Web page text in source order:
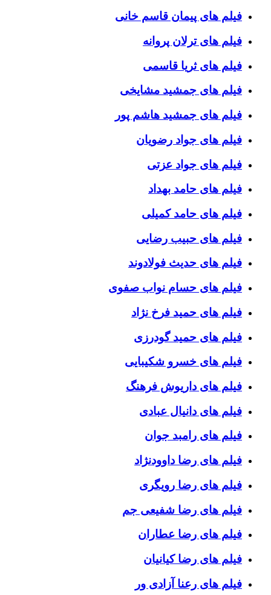
فیلم های پیمان قاسم خانی
فیلم های ترلان پروانه
فیلم های ثریا قاسمی
فیلم های جمشید مشایخی
فیلم های جمشید هاشم پور
فیلم های جواد رضویان
فیلم های جواد عزتی
فیلم های حامد بهداد
فیلم های حامد کمیلی
فیلم های حبیب رضایی
فیلم های حدیث فولادوند
فیلم های حسام نواب صفوی
فیلم های حمید فرخ نژاد
فیلم های حمید گودرزی
فیلم های خسرو شکیبایی
فیلم های داریوش فرهنگ
فیلم های دانیال عبادی
فیلم های رامبد جوان
فیلم های رضا داوودنژاد
فیلم های رضا رویگری
فیلم های رضا شفیعی جم
فیلم های رضا عطاران
فیلم های رضا کیانیان
فیلم های رعنا آزادی ور